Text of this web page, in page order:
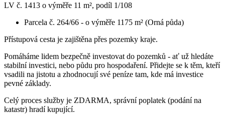
LV č. 1413 o výměře 11 m², podíl 1/108
Parcela č. 264/66 - o výměře 1175 m² (Orná půda)
Přístupová cesta je zajištěna přes pozemky kraje.
Pomáháme lidem bezpečně investovat do pozemků - ať už hledáte
stabilní investici, nebo půdu pro hospodaření. Přidejte se k těm, kteří
vsadili na jistotu a zhodnocují své peníze tam, kde má investice
pevné základy.
Celý proces služby je ZDARMA, správní poplatek (podání na
katastr) hradí kupující.